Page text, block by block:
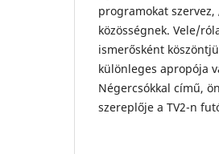
programokat
közösségnek. Vele/
ismerősként
különleges apropója
Négercsókkal című,
szereplője a TV2-n